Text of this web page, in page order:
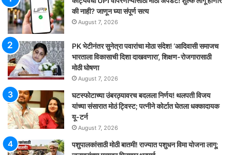
की नाही? जाणून घ्या संपूर्ण सत्य
August 7, 2026
PK भेटीनंतर सुनेत्रा पवारांचा मोठा संदेश! ‘आदिवासी समाजच
भारताला विकासाची दिशा दाखवणारा’, शिक्षण-रोजगारासाठी
मोठी घोषणा
August 7, 2026
घटस्फोटाच्या उंबरठ्यावरच बदलला निर्णय! थलपती विजय
यांच्या संसारात मोठं ट्विस्ट; पत्नीने कोर्टात घेतला धक्कादायक
यू-टर्न
August 7, 2026
पशुपालकांसाठी मोठी बातमी! राज्यात पशुधन विमा योजना लागू;